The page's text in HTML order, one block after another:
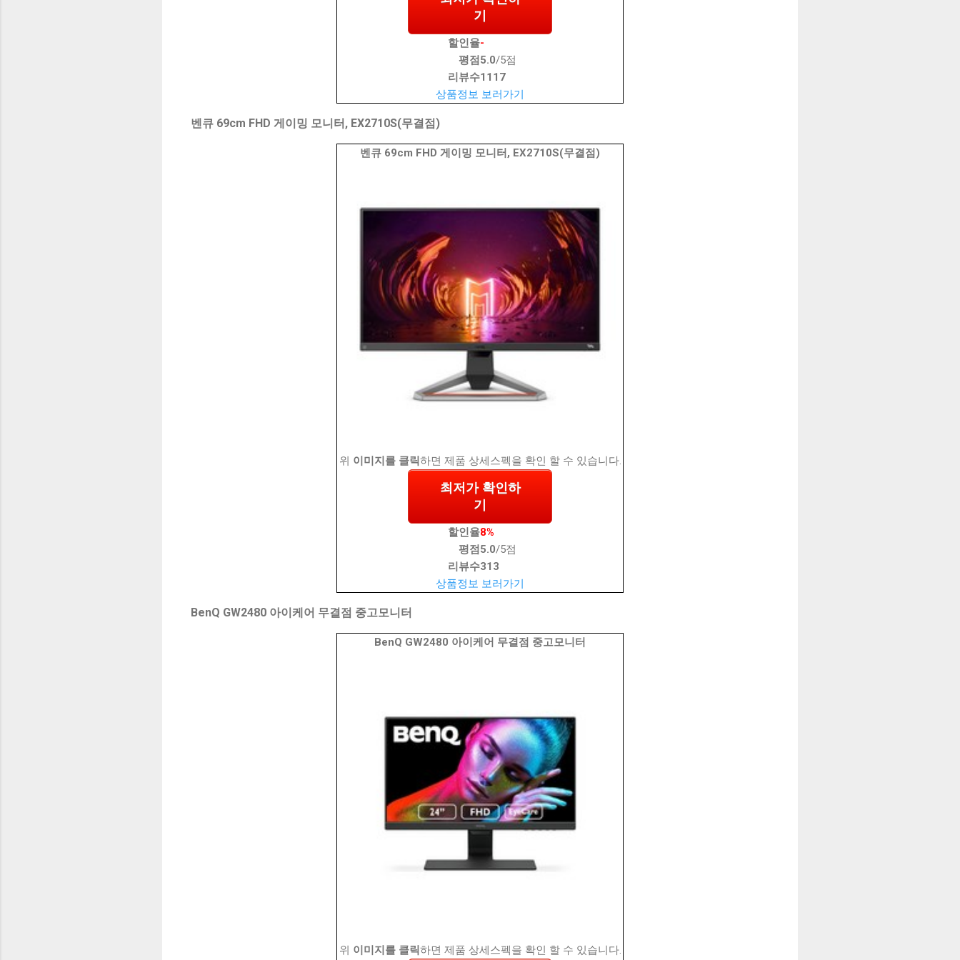
기
할인율-
평점 5.0/5점
리뷰수1117
상품정보 보러가기
벤큐 69cm FHD 게이밍 모니터, EX2710S(무결점)
벤큐 69cm FHD 게이밍 모니터, EX2710S(무결점)
위 이미지를 클릭하면 제품 상세스펙을 확인 할 수 있습니다.
최저가 확인하
기
할인율8%
평점 5.0/5점
리뷰수313
상품정보 보러가기
BenQ GW2480 아이케어 무결점 중고모니터
BenQ GW2480 아이케어 무결점 중고모니터
위 이미지를 클릭하면 제품 상세스펙을 확인 할 수 있습니다.